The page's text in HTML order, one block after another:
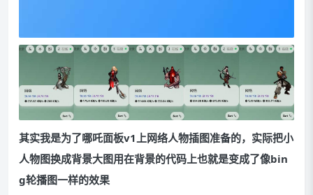
其实我是为了哪吒面板v1上网络人物插图准备的，实际把小
人物图换成背景大图用在背景的代码上也就是变成了像bin
g轮播图一样的效果